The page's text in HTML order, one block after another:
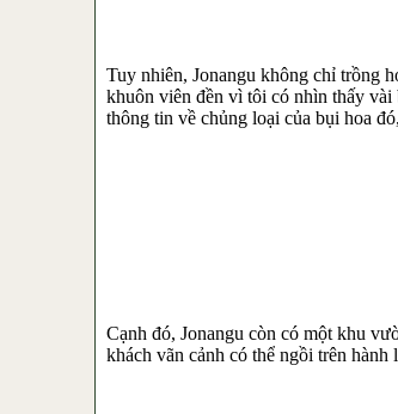
Tuy nhiên, Jonangu không chỉ trồng
khuôn viên đền vì tôi có nhìn thấy
thông tin về chủng loại của bụi hoa
Cạnh đó, Jonangu còn có một khu
khách vãn cảnh có thể ngồi trên